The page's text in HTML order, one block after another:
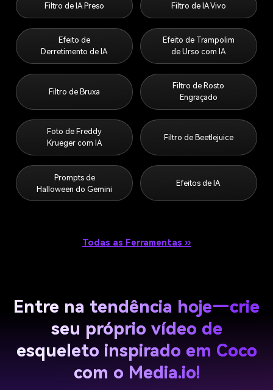
Filtro de IA Preso Filtro de IA Vivo
Efeito de
Derretimento de IA
Efeito de Trampolim
de Urso com IA
Filtro de Bruxa
Filtro de Rosto
Engraçado
Foto de Freddy
Krueger com IA
Filtro de Beetlejuice
Prompts de
Halloween do Gemini
Efeitos de IA
Todas as Ferramentas ››
Entre na tendência hoje—crie
seu próprio vídeo de
esqueleto inspirado em Coco
com o Media.io!